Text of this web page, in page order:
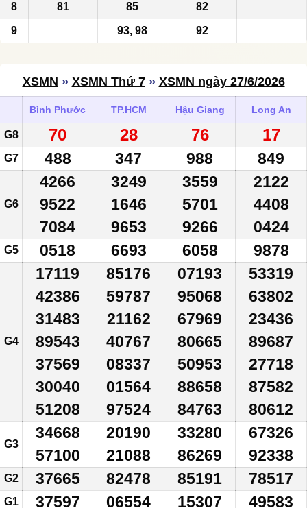
8 81 85 82
9 93, 98 92
XSMN » XSMN Thứ 7» XSMN ngày 27/6/2026
Bình Phước TP.HCM Hậu Giang Long An
G8 70 28 76 17
G7 488 347 988 849
G6
4266
9522
7084
3249
1646
9653
3559
5701
9266
2122
4408
0424
G5 0518 6693 6058 9878
G4
17119
42386
31483
89543
37569
30040
51208
85176
59787
21162
40767
08337
01564
97524
07193
95068
67969
80665
50953
88658
84763
53319
63802
23436
89687
27718
87582
80612
G3
34668
57100
20190
21088
33280
86269
67326
92338
G2 37665 82478 85191 78517
G1 37597 06554 15307 49583